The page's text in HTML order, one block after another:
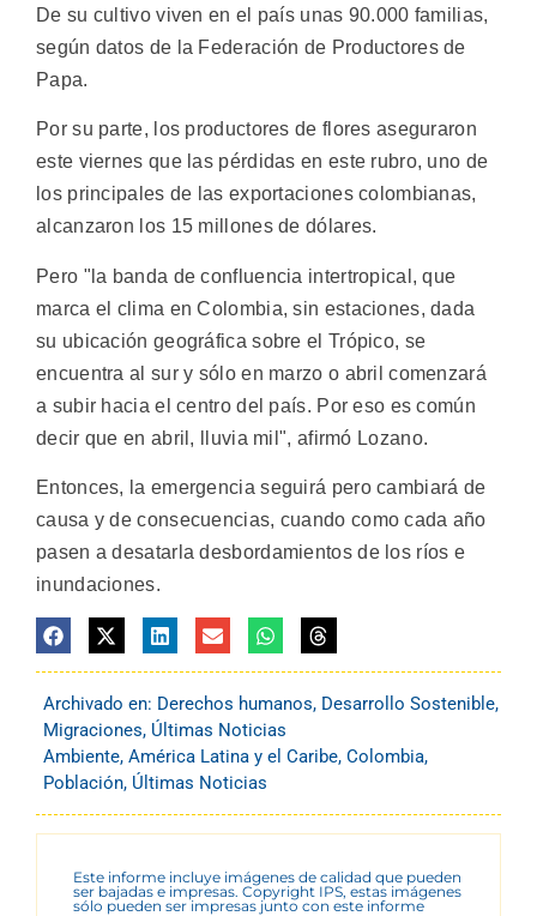
De su cultivo viven en el país unas 90.000 familias,
según datos de la Federación de Productores de
Papa.
Por su parte, los productores de flores aseguraron
este viernes que las pérdidas en este rubro, uno de
los principales de las exportaciones colombianas,
alcanzaron los 15 millones de dólares.
Pero "la banda de confluencia intertropical, que
marca el clima en Colombia, sin estaciones, dada
su ubicación geográfica sobre el Trópico, se
encuentra al sur y sólo en marzo o abril comenzará
a subir hacia el centro del país. Por eso es común
decir que en abril, lluvia mil", afirmó Lozano.
Entonces, la emergencia seguirá pero cambiará de
causa y de consecuencias, cuando como cada año
pasen a desatarla desbordamientos de los ríos e
inundaciones.
Archivado en: Derechos humanos, Desarrollo Sostenible,
Migraciones, Últimas Noticias
Ambiente, América Latina y el Caribe, Colombia,
Población, Últimas Noticias
Este informe incluye imágenes de calidad que pueden
ser bajadas e impresas. Copyright IPS, estas imágenes
sólo pueden ser impresas junto con este informe